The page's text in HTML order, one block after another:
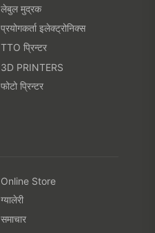
लेबुल मुद्रक
प्रयोगकर्ता इलेक्ट्रोनिक्स
TTO प्रिन्टर
3D PRINTERS
फोटो प्रिन्टर
Online Store
ग्यालेरी
समाचार